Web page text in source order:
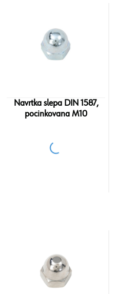
Navrtka slepa DIN 1587,
pocinkovana M10